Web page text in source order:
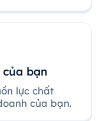
bạn
lực chất
của bạn.